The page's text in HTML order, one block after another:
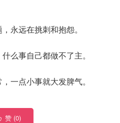
永远在挑刺和抱怨。
么事自己都做不了主。
一点小事就大发脾气。
赞 (0)